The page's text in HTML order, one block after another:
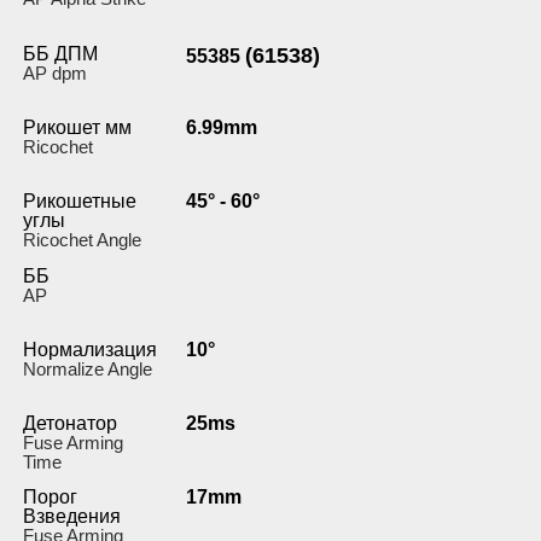
ББ ДПМ
AP dpm
55385 (61538)
Рикошет мм
Ricochet
6.99mm
Рикошетные
углы
Ricochet Angle
45° - 60°
ББ
AP
Нормализация
Normalize Angle
10°
Детонатор
Fuse Arming
Time
25ms
Порог
Взведения
Fuse Arming
17mm